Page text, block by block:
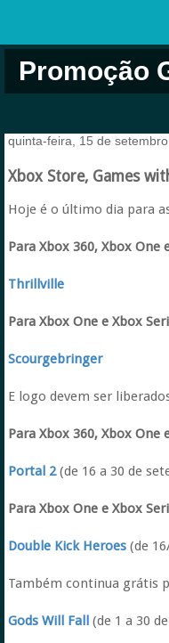
Promoção
quinta-feira, 15 de
Xbox Store, Games
Hoje é o último dia para
Para Xbox 360, Xbox One
Thrillville
Para Xbox One e Xbox
Scourgebringer
E logo devem ser
Para Xbox 360, Xbox One
Portal 2 (de 16 a 30 de
Para Xbox One e Xbox
Double Kick Heroes(de
Também continua grátis
Gods Will Fall (de 1 a 30